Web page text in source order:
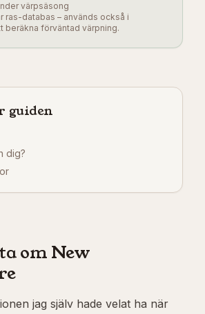
värpsäsong
ras-databas – används också i
beräkna förväntad värpning.
guiden
dig?
om New
jag själv hade velat ha när